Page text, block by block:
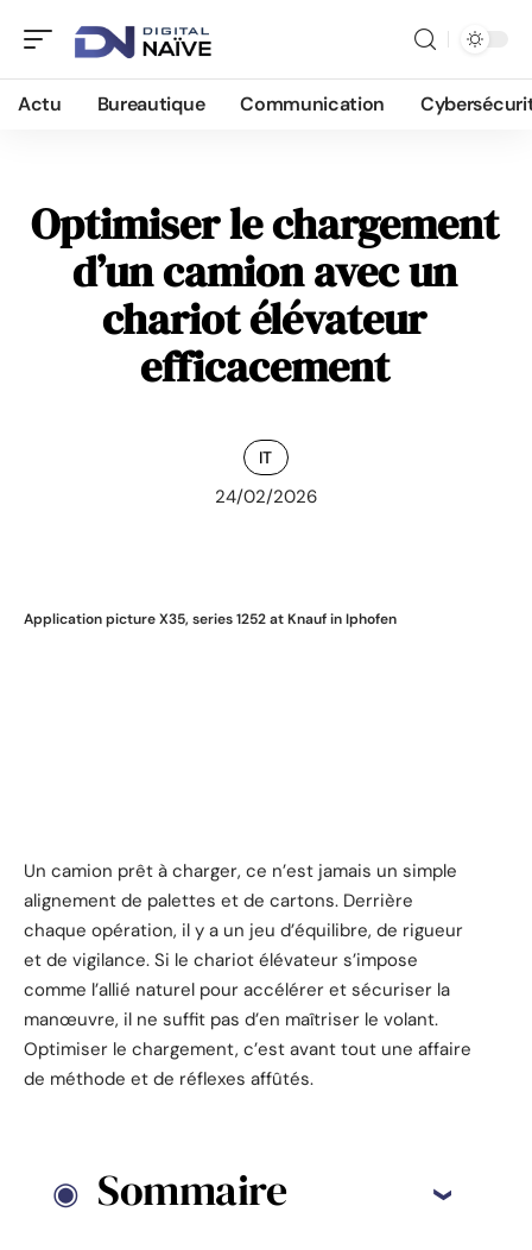
Actu Bureautique Communication
Optimiser le chargement
d’un camion avec un
chariot élévateur
efficacement
IT
24/02/2026
Application picture X35, series 1252 at Knauf in Iphofen
Un camion prêt à charger, ce n’est jamais un simple
alignement de palettes et de cartons. Derrière
chaque opération, il y a un jeu d’équilibre, de rigueur
et de vigilance. Si le chariot élévateur s’impose
comme l’allié naturel pour accélérer et sécuriser la
manœuvre, il ne suffit pas d’en maîtriser le volant.
Optimiser le chargement, c’est avant tout une affaire
de méthode et de réflexes affûtés.
Sommaire